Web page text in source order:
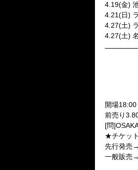
4.19(金)
4.21(日)
4.27(土)
4.27(土)
開場
前売り
[問
★チケット
先行発売
一般販売